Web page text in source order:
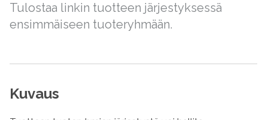
Tulostaa linkin tuotteen järjestyksessä
ensimmäiseen tuoteryhmään.
Kuvaus